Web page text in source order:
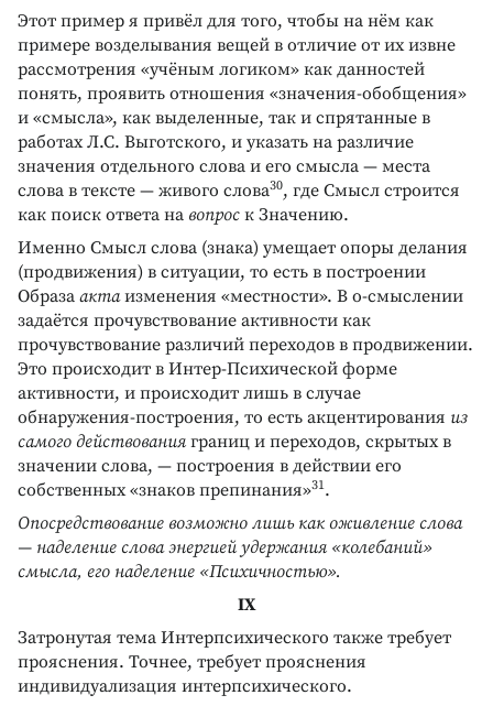
Этот пример я привёл для того, чтобы на нём как
примере возделывания вещей в отличие от их извне
рассмотрения «учёным логиком» как данностей
понять, проявить отношения «значения-обобщения»
и «смысла», как выделенные, так и спрятанные в
работах Л.С. Выготского, и указать на различие
значения отдельного слова и его смысла — места
слова в тексте — живого слова30, где Смысл строится
как поиск ответа на вопрос к Значению.
Именно Смысл слова (знака) умещает опоры делания
(продвижения) в ситуации, то есть в построении
Образа актаизменения «местности». В о-смыслении
задаётся прочувствование активности как
прочувствование различий переходов в продвижении.
Это происходит в Интер-Психической форме
активности, и происходит лишь в случае
обнаружения-построения, то есть акцентирования из
самого действования границ и переходов, скрытых в
значении слова, — построения в действии его
собственных «знаков препинания»31.
Опосредствование возможно лишь как оживление слова
— наделение слова энергией удержания «колебаний»
смысла, его наделение «Психичностью».
IХ
Затронутая тема Интерпсихического также требует
прояснения. Точнее, требует прояснения
индивидуализация интерпсихического.